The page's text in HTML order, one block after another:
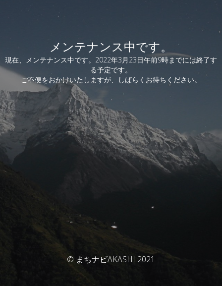
メンテナンス中です。
現在、メンテナンス中です。2022年3月23日午前9時までには終了す
る予定です。
ご不便をおかけいたしますが、しばらくお待ちください。
© まちナビAKASHI 2021